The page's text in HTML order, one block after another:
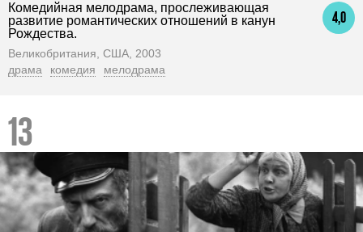
4,0
Комедийная мелодрама, прослеживающая
развитие романтических отношений в канун
Рождества.
Великобритания, США, 2003
драма
комедия мелодрама